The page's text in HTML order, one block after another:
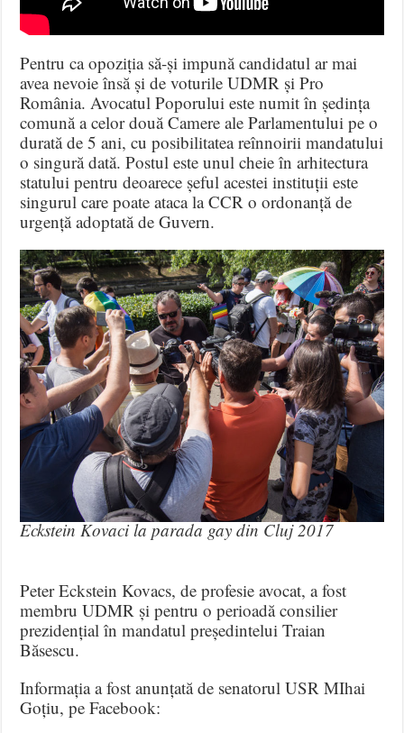
Pentru ca opoziția să-și impună candidatul ar mai
avea nevoie însă și de voturile UDMR și Pro
România. Avocatul Poporului este numit în ședința
comună a celor două Camere ale Parlamentului pe o
durată de 5 ani, cu posibilitatea reînnoirii mandatului
o singură dată. Postul este unul cheie în arhitectura
statului pentru deoarece șeful acestei instituții este
singurul care poate ataca la CCR o ordonanță de
urgență adoptată de Guvern.
Eckstein Kovaci la parada gay din Cluj 2017
Peter Eckstein Kovacs, de profesie avocat, a fost
membru UDMR și pentru o perioadă consilier
prezidențial în mandatul președintelui Traian
Băsescu.
Informația a fost anunțată de senatorul USR MIhai
Goțiu, pe Facebook: